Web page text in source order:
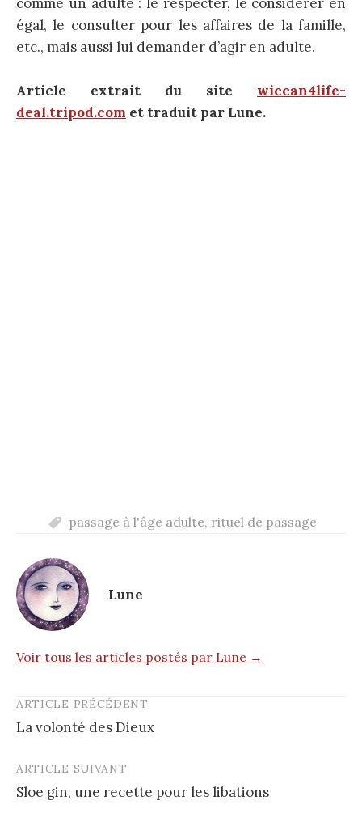
égal, le consulter pour les affaires de la famille,
etc., mais aussi lui demander d’agir en adulte.
Article extrait du site wiccan4life-
deal.tripod.com et traduit par Lune.
passage à l'âge adulte, rituel de passage
Lune
Voir tous les articles postés par Lune →
Post
navigation
ARTICLE PRÉCÉDENT
La volonté des Dieux
ARTICLE SUIVANT
Sloe gin, une recette pour les libations